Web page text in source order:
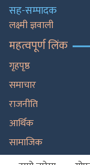
सह-सम्पादक
लक्ष्मी ज्ञवाली
महत्वपूर्ण लिंक
गृहपृष्ठ
समाचार
राजनीति
आर्थिक
सामाजिक